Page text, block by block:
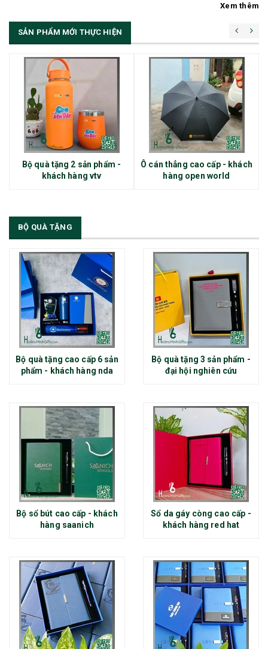
Xem thêm
SẢN PHẨM MỚI THỰC HIỆN
Bộ quà tặng 2 sản phẩm -
khách hàng vtv
Ô cán thẳng cao cấp - khách
hàng open world
BỘ QUÀ TẶNG
Bộ quà tặng cao cấp 6 sản
phẩm - khách hàng nda
Bộ quà tặng 3 sản phẩm -
đại hội nghiên cứu
Bộ sổ bút cao cấp - khách
hàng saanich
Sổ da gáy còng cao cấp -
khách hàng red hat